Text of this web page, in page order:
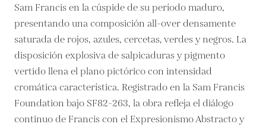
Sam Francis en la cúspide de su período maduro,
presentando una composición all-over densamente
saturada de rojos, azules, cercetas, verdes y negros. La
disposición explosiva de salpicaduras y pigmento
vertido llena el plano pictórico con intensidad
cromática característica. Registrado en la Sam Francis
Foundation bajo SF82-263, la obra refleja el diálogo
continuo de Francis con el Expresionismo Abstracto y